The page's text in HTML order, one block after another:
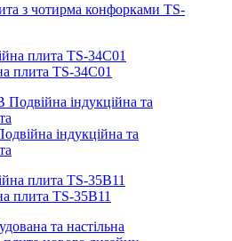
з чотирма конфорками TS-
плита TS-34C01
індукційна та
плита TS-35B11